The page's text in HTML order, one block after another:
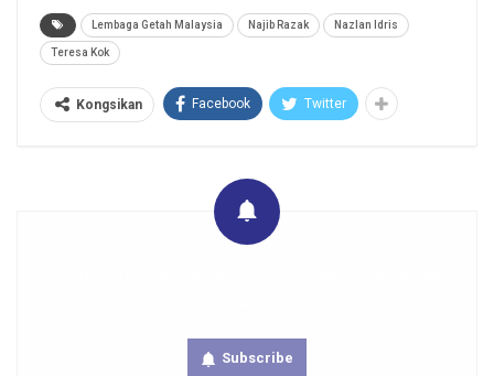
Lembaga Getah Malaysia Najib Razak Nazlan Idris
Teresa Kok
Kongsikan Facebook Twitter
Subscribe